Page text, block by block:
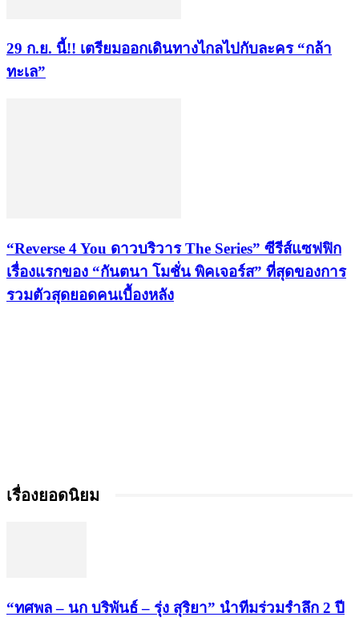
29 ก.ย. นี้!! เตรียมออกเดินทางไกลไปกับละคร “กล้า
ทะเล”
“Reverse 4 You ดาวบริวาร The Series” ซีรีส์แซฟฟิก
เรื่องแรกของ “กันตนา โมชั่น พิคเจอร์ส” ที่สุดของการ
รวมตัวสุดยอดคนเบื้องหลัง
เรื่องยอดนิยม
“ทศพล – นก บริพันธ์ – รุ่ง สุริยา” นำทีมร่วมรำลึก 2 ปี